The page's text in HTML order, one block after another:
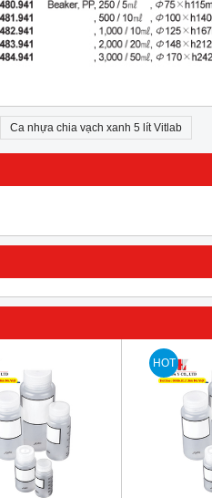
Ca nhựa chia vạch xanh 5 lít Vitlab
HOT